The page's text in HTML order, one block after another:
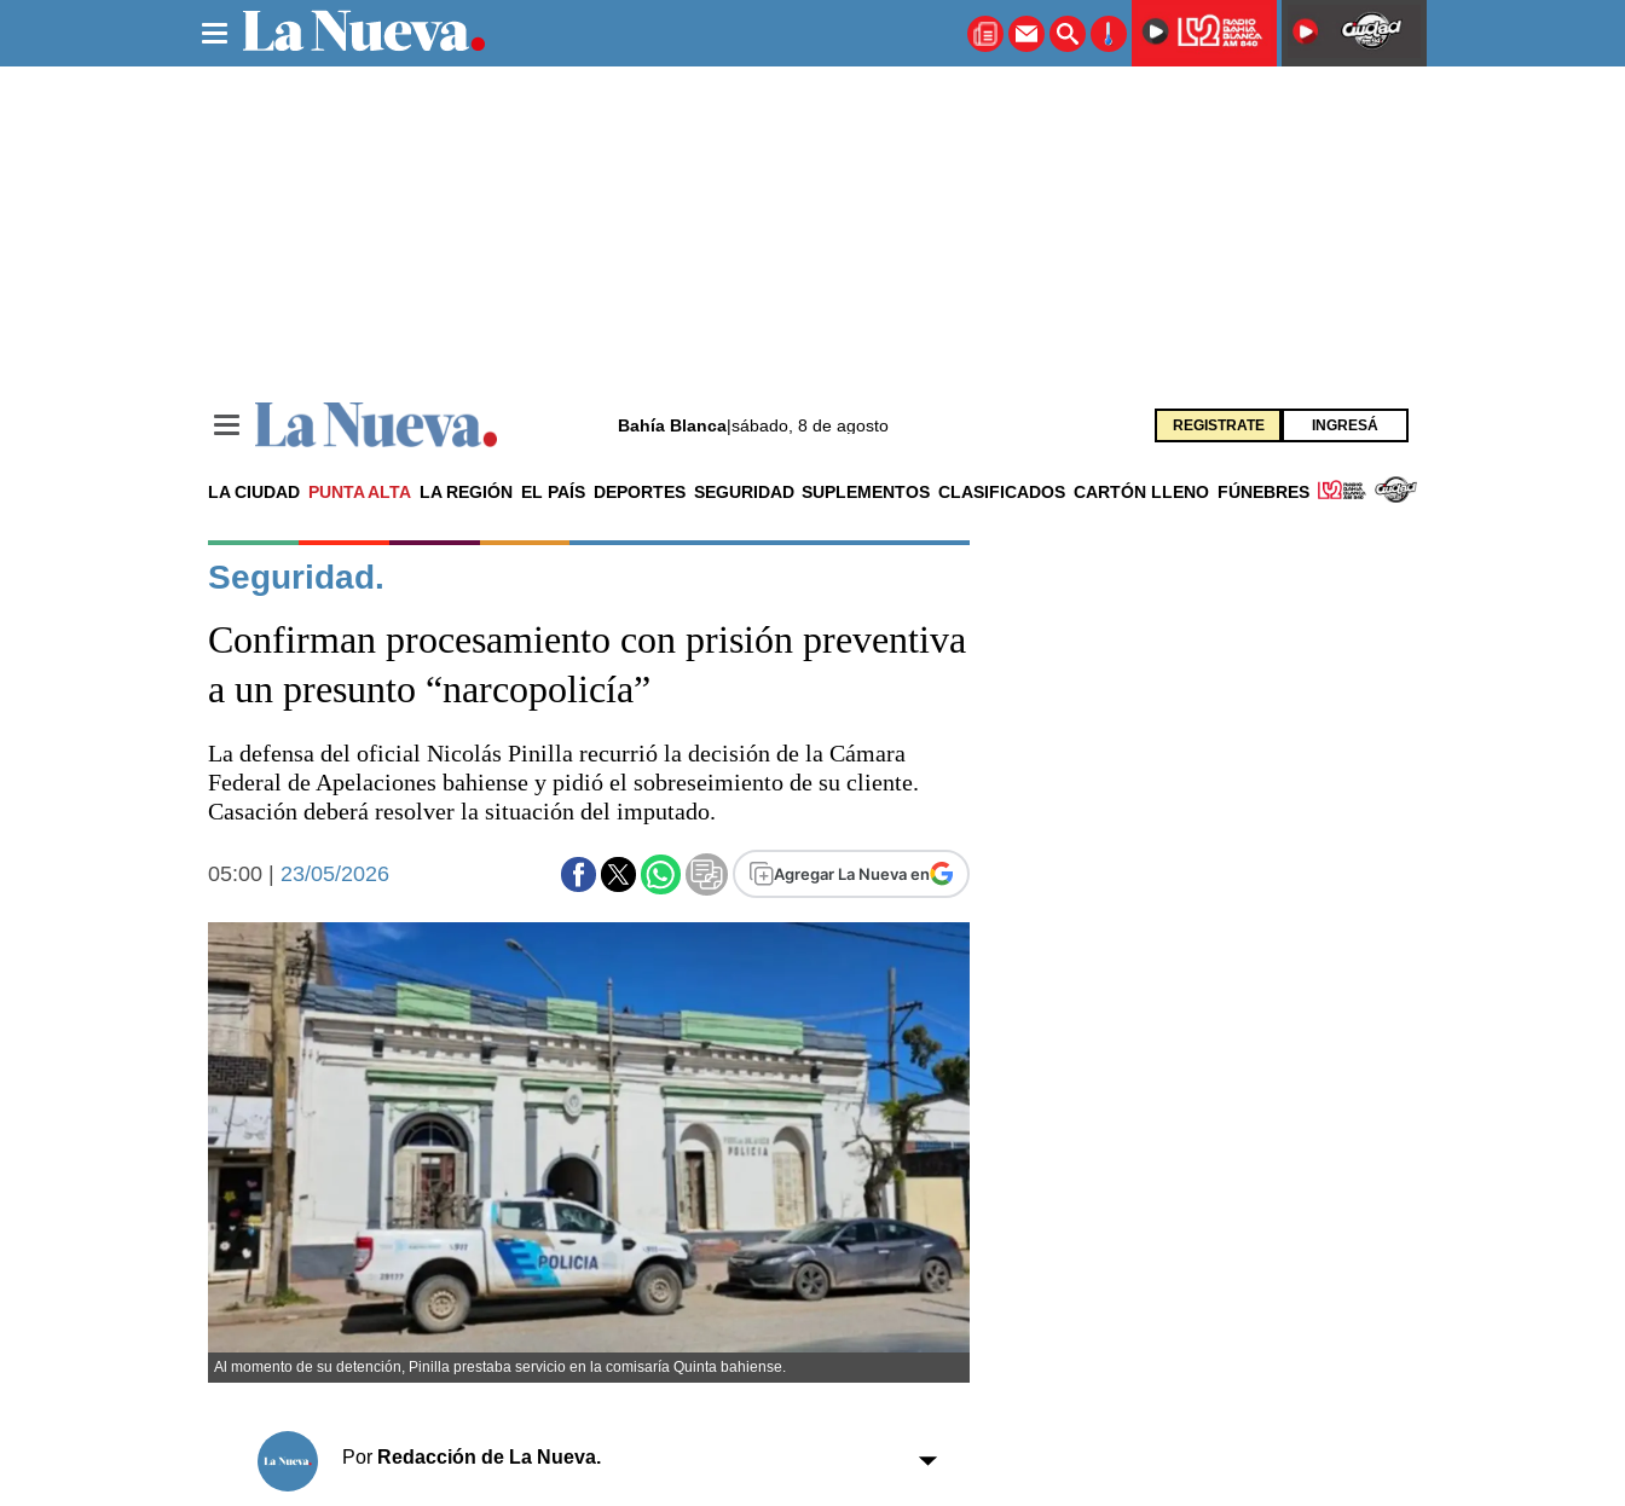
Bahía Blanca|sábado, 8 de agosto REGISTRATE INGRESÁ
LA CIUDAD PUNTA ALTA LA REGIÓN EL PAÍS DEPORTES SEGURIDAD SUPLEMENTOS CLASIFICADOS CARTÓN LLENO FÚNEBRES
Noticias
La ciudad
El país
Seguridad
Deportes
Escenario Olímpico
Liga del Sur
Fútbol
Federal A
Arte y cultura
Cines
Economía y campo
Economía y finanzas
Con el campo
Espacio empresas
Sociedad y tiempo libre
Sociedad
Tecnología
Turismo
Salud
Es viral
El tiempo
Fúnebres
Clasificados
Horóscopo
Servicios
Seguridad.
Confirman procesamiento con prisión preventiva
a un presunto “narcopolicía”
La defensa del oficial Nicolás Pinilla recurrió la decisión de la Cámara
Federal de Apelaciones bahiense y pidió el sobreseimiento de su cliente.
Casación deberá resolver la situación del imputado.
Agregar La Nueva en
05:00 | 23/05/2026
Al momento de su detención, Pinilla prestaba servicio en la comisaría Quinta bahiense.
Por Redacción de La Nueva.